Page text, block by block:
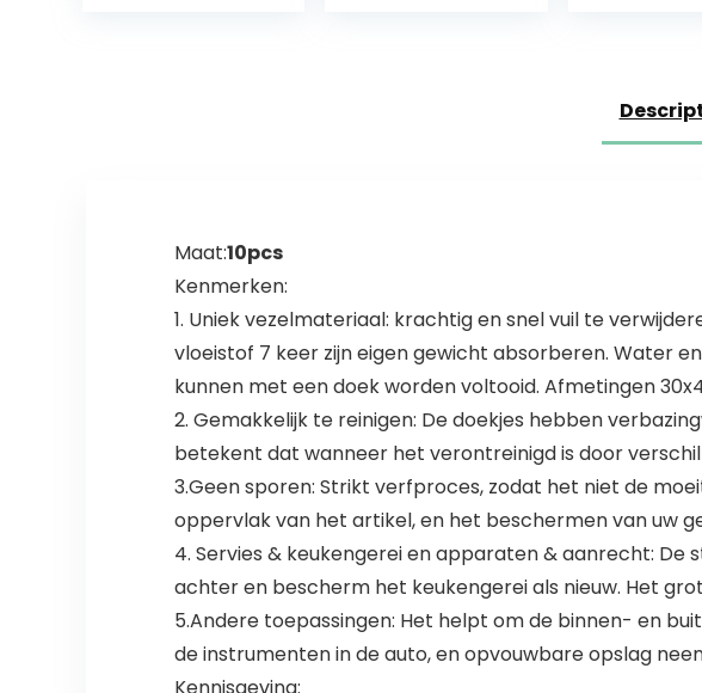
Maat:10pcs
Kenmerken:
1. Uniek vezelmateriaal: krachtig en snel vuil te
vloeistof 7 keer zijn eigen gewicht absorberen. Water
kunnen met een doek worden voltooid. Afmetingen
2. Gemakkelijk te reinigen: De doekjes hebben
betekent dat wanneer het verontreinigd is door
3.Geen sporen: Strikt verfproces, zodat het niet de
oppervlak van het artikel, en het beschermen van uw
4. Servies & keukengerei en apparaten & aanrecht:
achter en bescherm het keukengerei als nieuw. Het
5.Andere toepassingen: Het helpt om de binnen- en
de instrumenten in de auto, en opvouwbare opslag